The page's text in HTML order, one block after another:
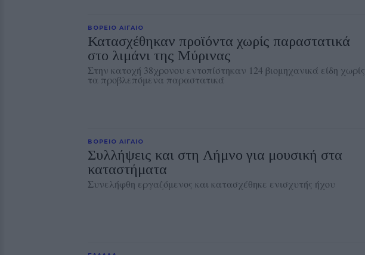
ΒΟΡΕΙΟ ΑΙΓΑΙΟ
Κατασχέθηκαν προϊόντα χωρίς παραστατικά
στο λιμάνι της Μύρινας
Στην κατοχή 38χρονου εντοπίστηκαν 124 βιομηχανικά είδη χωρίς
τα προβλεπόμενα παραστατικά
ΒΟΡΕΙΟ ΑΙΓΑΙΟ
Συλλήψεις και στη Λήμνο για μουσική στα
καταστήματα
Συνελήφθη εργαζόμενος και κατασχέθηκε ενισχυτής ήχου